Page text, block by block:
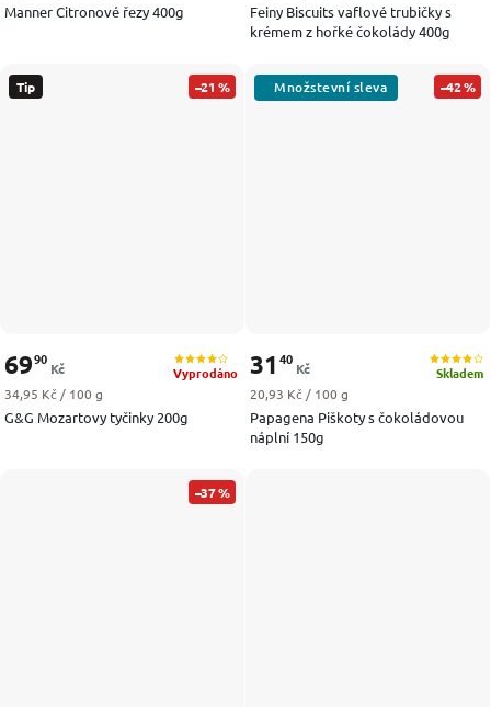
Manner Citronové řezy 400g
Feiny Biscuits vaflové trubičky s
krémem z hořké čokolády 400g
Tip –21 %
G&G Mozartovy tyčinky 200g
Vyprodáno
6990
Kč
Měrná cena:
34,95 Kč / 100 g
–42 %
Papagena Piškoty s čokoládovou
náplní 150g
Skladem
31 40
Kč
Měrná cena:
20,93 Kč / 100 g
–37 %